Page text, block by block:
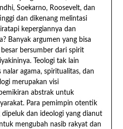
Soekarno, Roosevelt, dan
dan dikenang melintasi
kepergiannya dan
Banyak argumen yang bisa
bersumber dari spirit
Teologi tak lain
agama, spiritualitas, dan
merupakan visi
abstrak untuk
Para pemimpin otentik
dan ideologi yang dianut
mengubah nasib rakyat dan